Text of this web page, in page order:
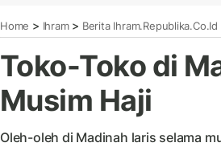
Home > Ihram> Berita Ihram.republika.co.id
Toko-Toko di
Musim Haji
Oleh-oleh di Madinah laris selama